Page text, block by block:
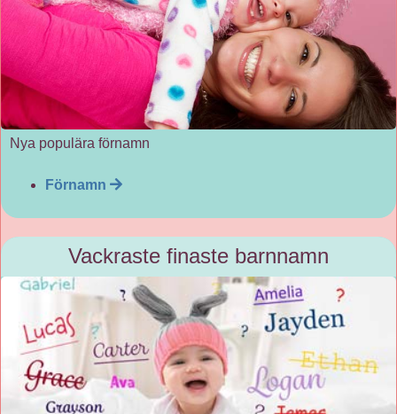
Nya populära förnamn
Förnamn
Vackraste finaste barnnamn